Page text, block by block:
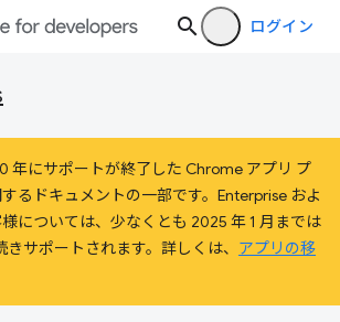
ログイン
年にサポートが終了した Chrome アプリ プ
るドキュメントの一部です。Enterprise およ
については、少なくとも 2025 年 1 月までは
サポートされます。詳しくは、 アプリの移